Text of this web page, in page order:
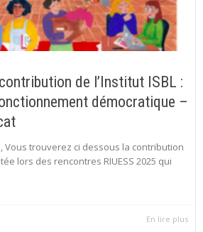
de l’Institut ISBL :
démocratique –
Vous trouverez ci dessous la contribution
lors des rencontres RIUESS 2025 qui
En lire plus